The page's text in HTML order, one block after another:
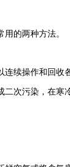
的两种方法。
续操作和回收
次污染，在寒